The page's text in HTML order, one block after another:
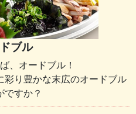
ブル
、オードブル！
彩り豊かな末広のオードブル
ですか？